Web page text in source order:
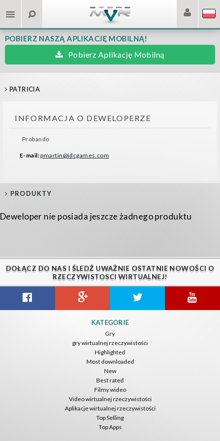
POBIERZ NASZĄ APLIKACJĘ MOBILNĄ!
Pobierz Aplikację Mobilną
PATRICIA
INFORMACJA O DEWELOPERZE
Probando
E-mail:pmartin@idcgames.com
PRODUKTY
Deweloper nie posiada jeszcze żadnego produktu
DOŁĄCZ DO NAS I ŚLEDŹ UWAŻNIE OSTATNIE NOWOŚCI O
RZECZYWISTOSCI WIRTUALNEJ!
KATEGORIE
Gry
gry wirtualnej rzeczywistości
Highlighted
Most downloaded
New
Best rated
Filmy wideo
Video wirtualnej rzeczywistości
Aplikacje wirtualnej rzeczywistości
Top Selling
Top Apps